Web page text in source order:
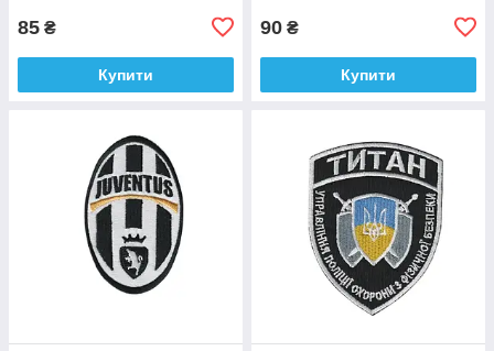
85 ₴
Купити
90 ₴
Купити